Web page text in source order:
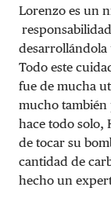
Lorenzo es un
desarrollándola
Todo este
fue de mucha
mucho también
hace todo solo,
de tocar su
cantidad de
hecho un